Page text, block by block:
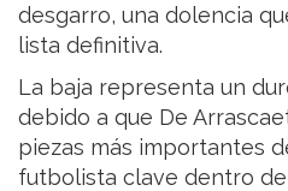
desgarro, una dolencia
lista definitiva.
La baja representa un
debido a que De
piezas más importantes
futbolista clave dentro